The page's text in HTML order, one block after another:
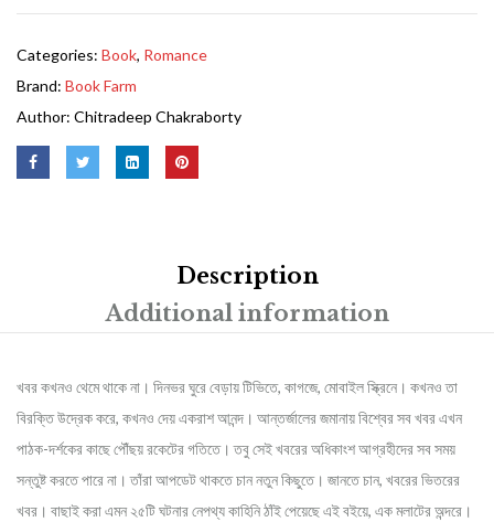
Categories: Book, Romance
Brand: Book Farm
Author: Chitradeep Chakraborty
Description
Additional information
খবর কখনও থেমে থাকে না। দিনভর ঘুরে বেড়ায় টিভিতে, কাগজে, মোবাইল স্ক্রিনে। কখনও তা
বিরক্তি উদ্রেক করে, কখনও দেয় একরাশ আনন্দ। আন্তর্জালের জমানায় বিশ্বের সব খবর এখন
পাঠক-দর্শকের কাছে পৌঁছয় রকেটের গতিতে। তবু সেই খবরের অধিকাংশ আগ্রহীদের সব সময়
সন্তুষ্ট করতে পারে না। তাঁরা আপডেট থাকতে চান নতুন কিছুতে। জানতে চান, খবরের ভিতরের
খবর। বাছাই করা এমন ২৫টি ঘটনার নেপথ্য কাহিনি ঠাঁই পেয়েছে এই বইয়ে, এক মলাটের অন্দরে।